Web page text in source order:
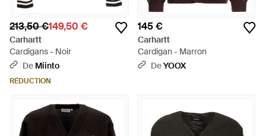
213,50 €149,50 €
Carhartt
Cardigans - Noir
De Miinto
RÉDUCTION
145 €
Carhartt
Cardigan - Marron
DeYOOX